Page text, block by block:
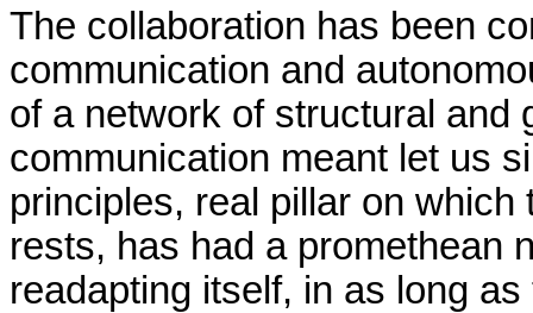
The collaboration has been
communication and
of a network of structural and
communication meant let us
principles, real pillar on
rests, has had a promethean
readapting itself, in as long